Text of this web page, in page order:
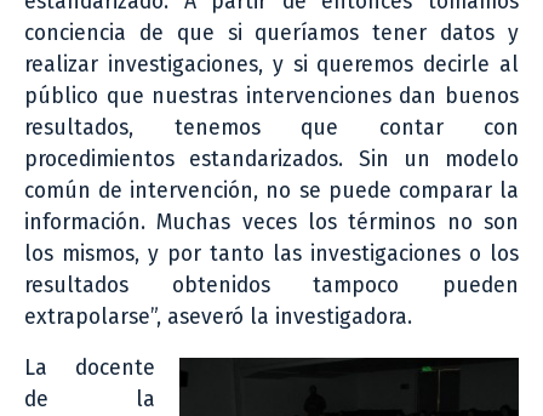
conciencia de que si queríamos tener datos y
realizar investigaciones, y si queremos decirle al
público que nuestras intervenciones dan buenos
resultados, tenemos que contar con
procedimientos estandarizados. Sin un modelo
común de intervención, no se puede comparar la
información. Muchas veces los términos no son
los mismos, y por tanto las investigaciones o los
resultados obtenidos tampoco pueden
extrapolarse”, aseveró la investigadora.
La docente
de la